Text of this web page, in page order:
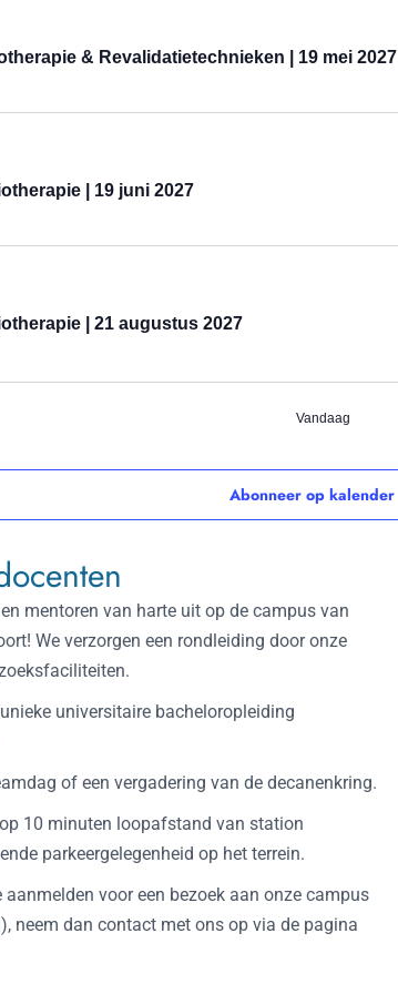
& Revalidatietechnieken | 19 mei 2027
| 19 juni 2027
| 21 augustus 2027
Vandaag
Abonneer op kalender
mentoren van harte uit op de campus van
We verzorgen een rondleiding door onze
universitaire bacheloropleiding
of een vergadering van de decanenkring.
10 minuten loopafstand van station
parkeergelegenheid op het terrein.
voor een bezoek aan onze campus
neem dan contact met ons op via de pagina